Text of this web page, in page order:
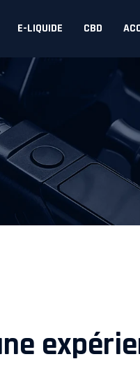
E-LIQUIDE CBD